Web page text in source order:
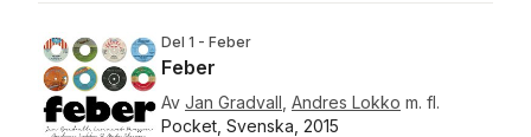
Del 1 - Feber
Feber
Av Jan Gradvall Andres Lokko m. fl.
Pocket, Svenska, 2015